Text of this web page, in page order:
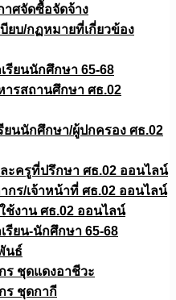
าศจัดซื้อจัดจ้าง
บียบ/กฏหมายที่เกี่ยวข้อง
รียนนักศึกษา 65-68
ารสถานศึกษา ศธ.02
ยนนักศึกษา/ผู้ปกครอง ศธ.02
ะครูที่ปรึกษา ศธ.02 ออนไลน์
กร/เจ้าหน้าที่ ศธ.02 ออนไลน์
ช้งาน ศธ.02 ออนไลน์
รียน-นักศึกษา 65-68
นธ์
ร ชุดแดงอาชีวะ
ร ชุดกากี